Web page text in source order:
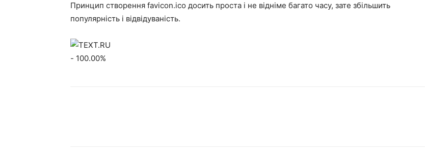
Принцип створення favicon.ico досить проста і не відніме багато часу, зате збільшить
популярність і відвідуваність.